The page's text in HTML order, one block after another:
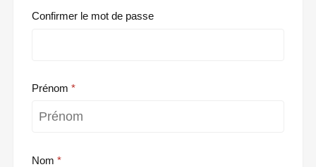
Confirmer le mot de passe
Prénom
Nom